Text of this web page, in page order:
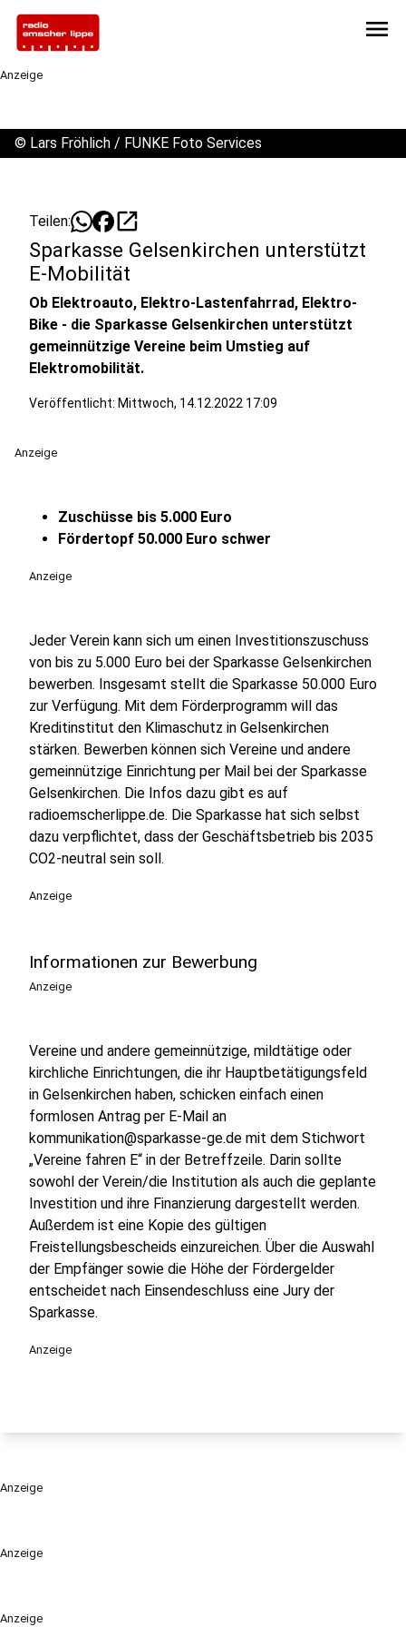
menu
Anzeige
Anzeige
Anzeige
© Lars Fröhlich / FUNKE Foto Services
Teilen: open_in_new
Sparkasse Gelsenkirchen unterstützt
E-Mobilität
Ob Elektroauto, Elektro-Lastenfahrrad, Elektro-
Bike - die Sparkasse Gelsenkirchen unterstützt
gemeinnützige Vereine beim Umstieg auf
Elektromobilität.
Veröffentlicht: Mittwoch, 14.12.2022 17:09
Anzeige
Zuschüsse bis 5.000 Euro
Fördertopf 50.000 Euro schwer
Anzeige
Jeder Verein kann sich um einen Investitionszuschuss
von bis zu 5.000 Euro bei der Sparkasse Gelsenkirchen
bewerben. Insgesamt stellt die Sparkasse 50.000 Euro
zur Verfügung. Mit dem Förderprogramm will das
Kreditinstitut den Klimaschutz in Gelsenkirchen
stärken. Bewerben können sich Vereine und andere
gemeinnützige Einrichtung per Mail bei der Sparkasse
Gelsenkirchen. Die Infos dazu gibt es auf
radioemscherlippe.de. Die Sparkasse hat sich selbst
dazu verpflichtet, dass der Geschäftsbetrieb bis 2035
CO2-neutral sein soll.
Anzeige
Informationen zur Bewerbung
Anzeige
Vereine und andere gemeinnützige, mildtätige oder
kirchliche Einrichtungen, die ihr Hauptbetätigungsfeld
in Gelsenkirchen haben, schicken einfach einen
formlosen Antrag per E-Mail an
kommunikation@sparkasse-ge.de mit dem Stichwort
„Vereine fahren E“ in der Betreffzeile. Darin sollte
sowohl der Verein/die Institution als auch die geplante
Investition und ihre Finanzierung dargestellt werden.
Außerdem ist eine Kopie des gültigen
Freistellungsbescheids einzureichen. Über die Auswahl
der Empfänger sowie die Höhe der Fördergelder
entscheidet nach Einsendeschluss eine Jury der
Sparkasse.
Anzeige
Anzeige